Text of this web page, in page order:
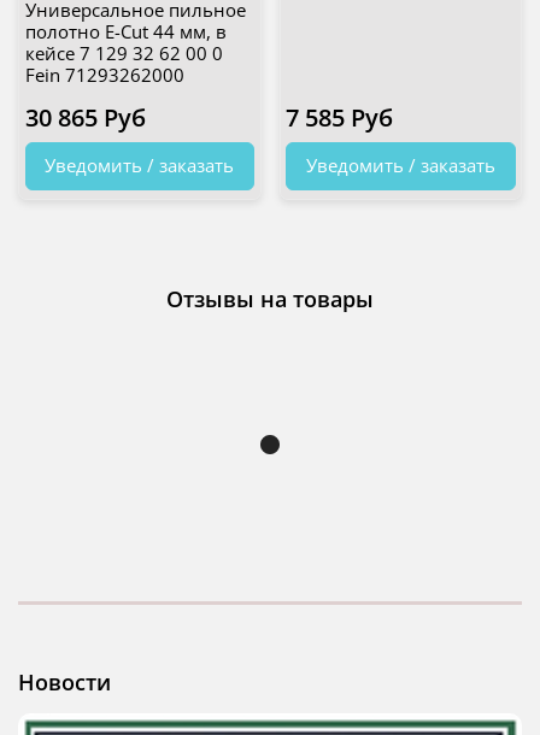
Универсальное пильное
полотно E-Cut 44 мм, в
кейсе 7 129 32 62 00 0
Fein 71293262000
30 865 Руб
Уведомить / заказать
7 585 Руб
Уведомить / заказать
Отзывы на товары
Новости